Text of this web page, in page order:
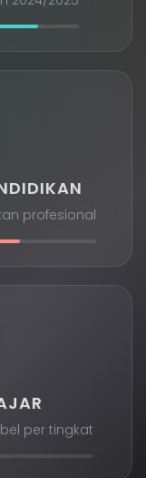
profesional
per tingkat